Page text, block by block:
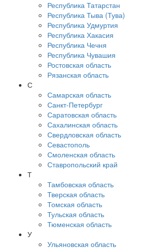
Республика Татарстан
Республика Тыва (Тува)
Республика Удмуртия
Республика Хакасия
Республика Чечня
Республика Чувашия
Ростовская область
Рязанская область
С
Самарская область
Санкт-Петербург
Саратовская область
Сахалинская область
Свердловская область
Севастополь
Смоленская область
Ставропольский край
Т
Тамбовская область
Тверская область
Томская область
Тульская область
Тюменская область
У
Ульяновская область